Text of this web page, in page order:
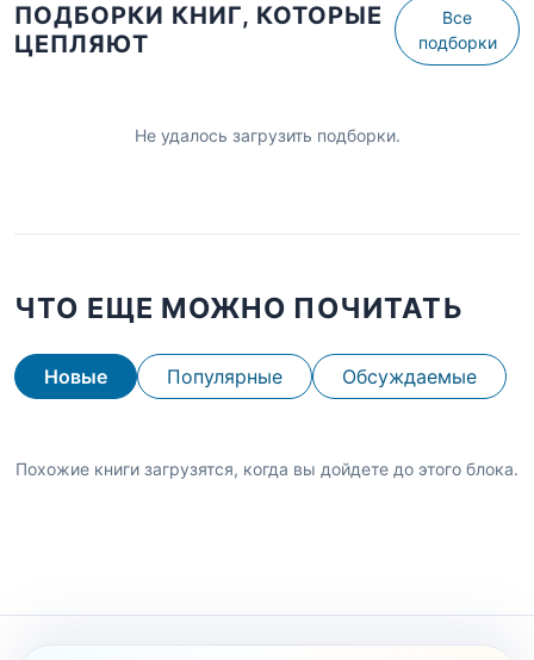
ПОДБОРКИ КНИГ, КОТОРЫЕ
ЦЕПЛЯЮТ
Все
подборки
Не удалось загрузить подборки.
ЧТО ЕЩЕ МОЖНО ПОЧИТАТЬ
Новые Популярные Обсуждаемые
Похожие книги загрузятся, когда вы дойдете до этого блока.